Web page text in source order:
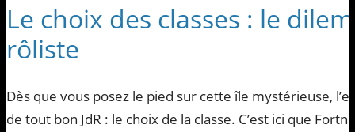
Le choix des classes : le
rôliste
Dès que vous posez le pied sur cette île mystérieuse,
de tout bon JdR : le choix de la classe. C’est ici que